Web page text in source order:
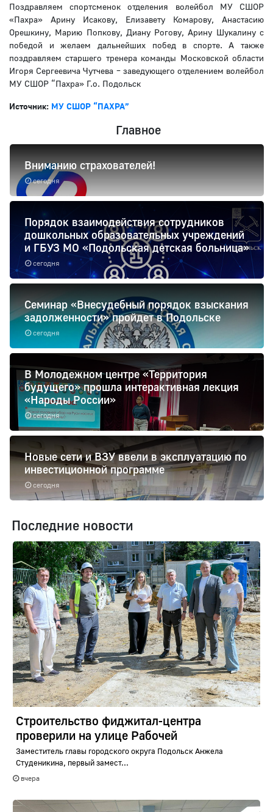
Поздравляем спортсменок отделения волейбол МУ СШОР
«Пахра» Арину Исакову, Елизавету Комарову, Анастасию
Орешкину, Марию Попкову, Диану Рогову, Арину Шукалину с
победой и желаем дальнейших побед в спорте. А также
поздравляем старшего тренера команды Московской области
Игоря Сергеевича Чутчева – заведующего отделением волейбол
МУ СШОР “Пахра» Г.о. Подольск
Источник: МУ СШОР “ПАХРА”
Главное
сегодня
Вниманию страхователей!
сегодня
Порядок взаимодействия сотрудников
дошкольных образовательных учреждений
и ГБУЗ МО «Подольская детская больница»
сегодня
Семинар «Внесудебный порядок взыскания
задолженности» пройдет в Подольске
сегодня
В Молодежном центре «Территория
будущего» прошла интерактивная лекция
«Народы России»
сегодня
Новые сети и ВЗУ ввели в эксплуатацию по
инвестиционной программе
Последние новости
Строительство фиджитал-центра
проверили на улице Рабочей
Заместитель главы городского округа Подольск Анжела
Студеникина, первый замест...
вчера